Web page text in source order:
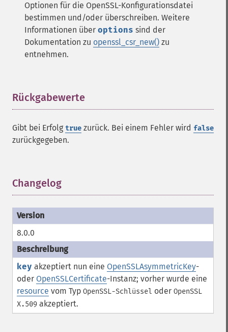
Optionen für die OpenSSL-Konfigurationsdatei
bestimmen und/oder überschreiben. Weitere
Informationen über options sind der
Dokumentation zu openssl_csr_new() zu
entnehmen.
Rückgabewerte
Gibt bei Erfolg true zurück. Bei einem Fehler wird false
zurückgegeben.
Changelog
8.0.0
key akzeptiert nun eine OpenSSLAsymmetricKey-
oder OpenSSLCertificate-Instanz; vorher wurde eine
resource vom Typ OpenSSL-Schlüssel oder OpenSSL
X.509 akzeptiert.